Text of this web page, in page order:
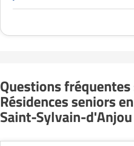
Questions
Résidences seniors
Saint-Sylvain-